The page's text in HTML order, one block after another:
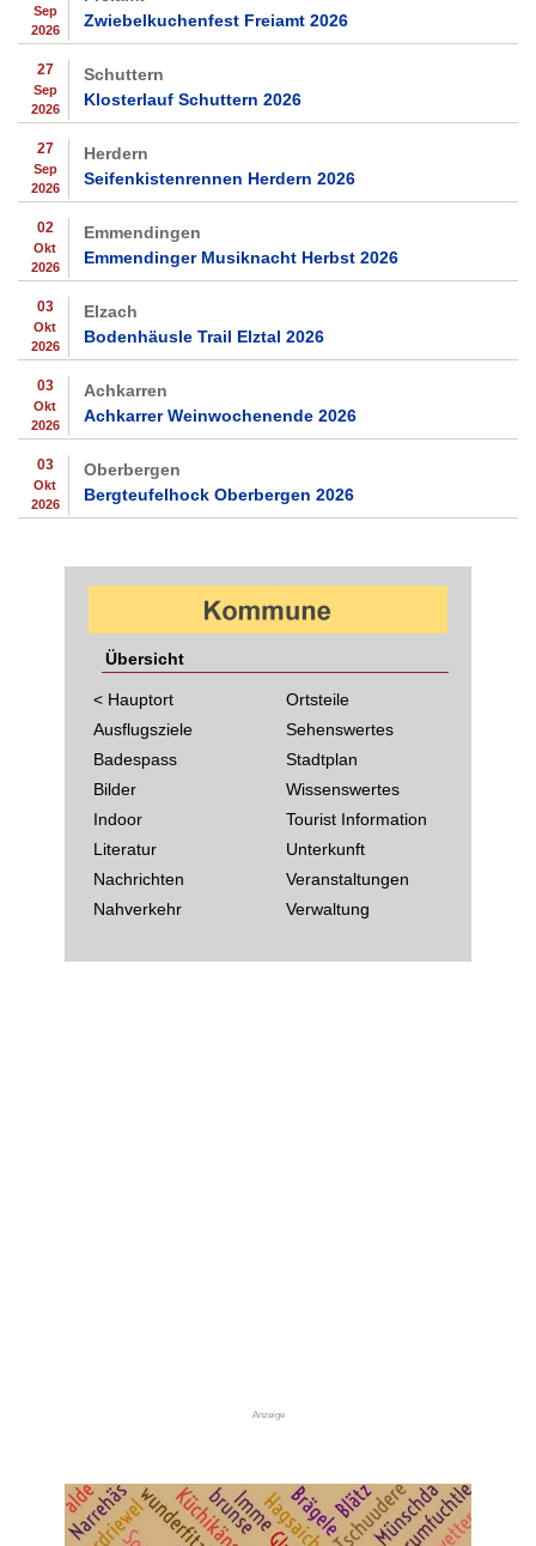
Sep
2026
Zwiebelkuchenfest Freiamt 2026
27
Sep
2026
Schuttern
Klosterlauf Schuttern 2026
27
Sep
2026
Herdern
Seifenkistenrennen Herdern 2026
02
Okt
2026
Emmendingen
Emmendinger Musiknacht Herbst 2026
03
Okt
2026
Elzach
Bodenhäusle Trail Elztal 2026
03
Okt
2026
Achkarren
Achkarrer Weinwochenende 2026
03
Okt
2026
Oberbergen
Bergteufelhock Oberbergen 2026
Übersicht
< Hauptort
Ausflugsziele
Badespass
Bilder
Indoor
Literatur
Nachrichten
Nahverkehr
Ortsteile
Sehenswertes
Stadtplan
Wissenswertes
Tourist Information
Unterkunft
Veranstaltungen
Verwaltung
Anzeige